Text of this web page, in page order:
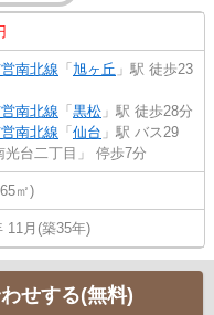
南北線 「 旭ヶ丘 」駅 徒歩23
南北線 「 黒松 」駅 徒歩28分
南北線 「 仙台 」駅 バス29
光台二丁目」 停歩7分
㎡)
11月(築35年)
せする(無料)